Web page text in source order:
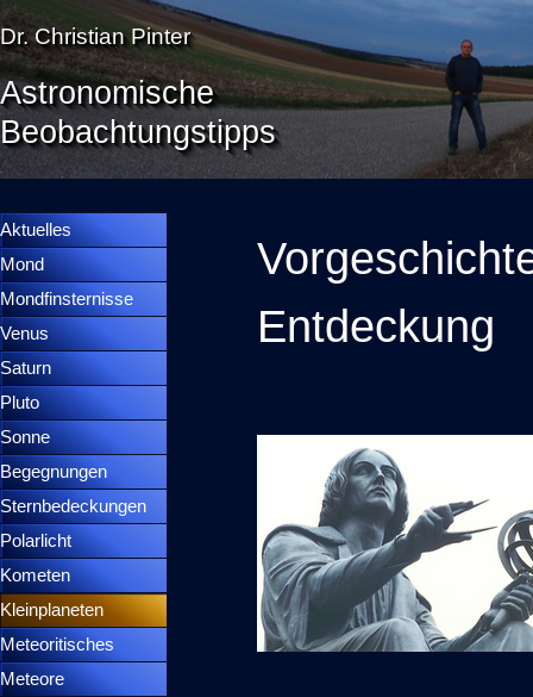
Direkt zum Seiteninhalt
Dr. Christian Pinter
Astronomische
Beobachtungstipps
Aktuelles
Mond
Mondfinsternisse
Venus
Saturn
Pluto
Sonne
Begegnungen
Sternbedeckungen
Polarlicht
Kometen
Kleinplaneten
Meteoritisches
Meteore
Entdeckung